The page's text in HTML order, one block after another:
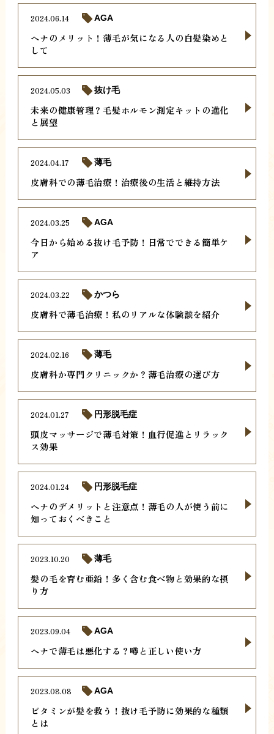
ヘナのメリット！薄毛が気になる人の白髪染めと
して
2024.06.14 AGA
未来の健康管理？毛髪ホルモン測定キットの進化
と展望
2024.05.03 抜け毛
皮膚科での薄毛治療！治療後の生活と維持方法
2024.04.17 薄毛
今日から始める抜け毛予防！日常でできる簡単ケ
ア
2024.03.25 AGA
皮膚科で薄毛治療！私のリアルな体験談を紹介
2024.03.22 かつら
皮膚科か専門クリニックか？薄毛治療の選び方
2024.02.16 薄毛
頭皮マッサージで薄毛対策！血行促進とリラック
ス効果
2024.01.27 円形脱毛症
ヘナのデメリットと注意点！薄毛の人が使う前に
知っておくべきこと
2024.01.24 円形脱毛症
髪の毛を育む亜鉛！多く含む食べ物と効果的な摂
り方
2023.10.20 薄毛
ヘナで薄毛は悪化する？噂と正しい使い方
2023.09.04 AGA
ビタミンが髪を救う！抜け毛予防に効果的な種類
とは
2023.08.08 AGA